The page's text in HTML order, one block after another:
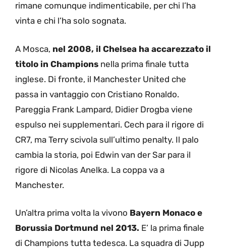
rimane comunque indimenticabile, per chi l’ha
vinta e chi l’ha solo sognata.
A Mosca, nel 2008, il Chelsea ha accarezzato il
titolo in Champions nella prima finale tutta
inglese. Di fronte, il Manchester United che
passa in vantaggio con Cristiano Ronaldo.
Pareggia Frank Lampard, Didier Drogba viene
espulso nei supplementari. Cech para il rigore di
CR7, ma Terry scivola sull’ultimo penalty. Il palo
cambia la storia, poi Edwin van der Sar para il
rigore di Nicolas Anelka. La coppa va a
Manchester.
Un’altra prima volta la vivono Bayern Monaco e
Borussia Dortmund nel 2013. E’ la prima finale
di Champions tutta tedesca. La squadra di Jupp